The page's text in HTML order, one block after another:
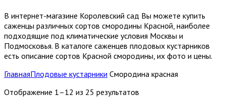
В интернет-магазине Королевский сад Вы можете купить
саженцы различных сортов смородины Красной, наиболее
подходящие под климатические условия Москвы и
Подмосковья. В каталоге саженцев плодовых кустарников
есть описание сортов Красной смородины, их фото и цены.
ГлавнаяПлодовые кустарники Смородина красная
Отображение 1–12 из 25 результатов